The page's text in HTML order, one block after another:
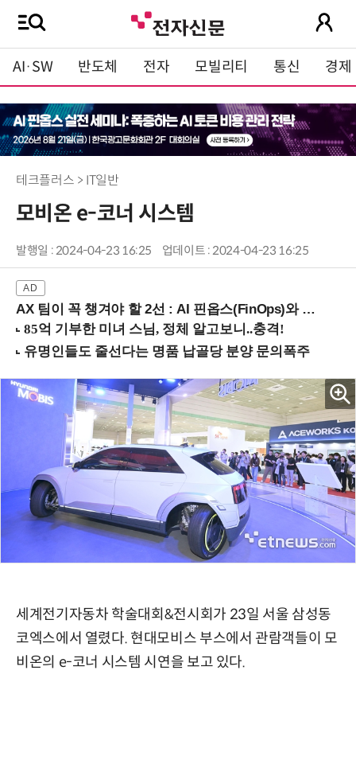
AI·SW 반도체 전자 모빌리티 통신 경제
테크플러스 > IT일반
모비온 e-코너 시스템
발행일 : 2024-04-23 16:25 업데이트 : 2024-04-23 16:25
AX 팀이 꼭 챙겨야 할 2선 : AI 핀옵스(FinOps)와 토큰 거버넌스 (8/21 잠실역)
세계전기자동차 학술대회&전시회가 23일 서울 삼성동
코엑스에서 열렸다. 현대모비스 부스에서 관람객들이 모
비온의 e-코너 시스템 시연을 보고 있다.